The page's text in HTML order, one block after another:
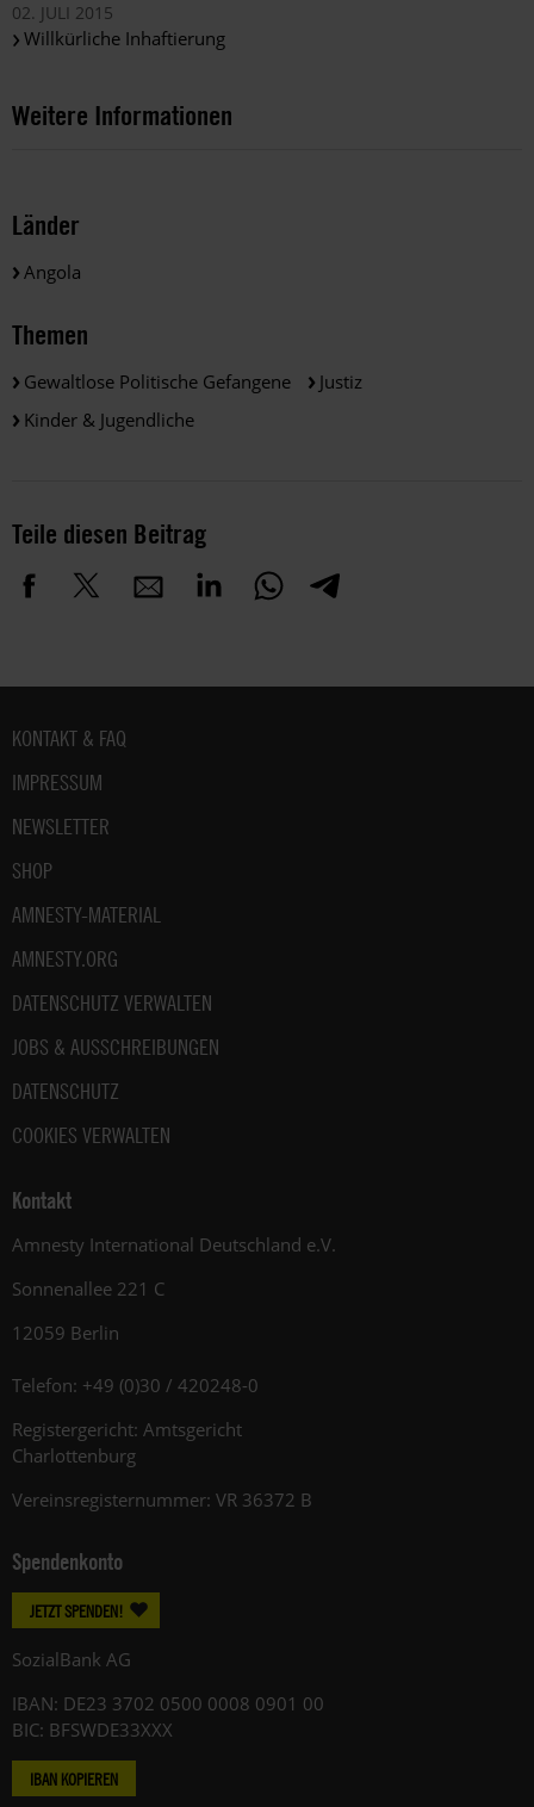
02. JULI 2015
Willkürliche Inhaftierung
Weitere Informationen
Länder
Angola
Themen
Gewaltlose Politische Gefangene
Justiz
Kinder & Jugendliche
Teile diesen Beitrag
Fußbereich
KONTAKT & FAQ
IMPRESSUM
NEWSLETTER
SHOP
AMNESTY-MATERIAL
AMNESTY.ORG
DATENSCHUTZ VERWALTEN
JOBS & AUSSCHREIBUNGEN
DATENSCHUTZ
COOKIES VERWALTEN
Kontakt
Amnesty International Deutschland e.V.
Sonnenallee 221 C
12059 Berlin
Telefon: +49 (0)30 / 420248-0
Registergericht: Amtsgericht
Charlottenburg
Vereinsregisternummer: VR 36372 B
Spendenkonto
JETZT SPENDEN!
SozialBank AG
IBAN: DE23 3702 0500 0008 0901 00
BIC: BFSWDE33XXX
IBAN KOPIEREN